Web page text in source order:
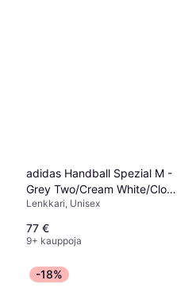
adidas Handball Spezial M -
Grey Two/Cream White/Cloud
White
Lenkkari, Unisex
77 €
9+ kauppoja
-18%